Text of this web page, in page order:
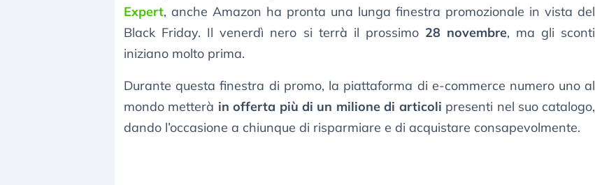
Expert, anche Amazon ha pronta una lunga finestra promozionale in vista del
Black Friday. Il venerdì nero si terrà il prossimo 28 novembre, ma gli sconti
iniziano molto prima.
Durante questa finestra di promo, la piattaforma di e-commerce numero uno al
mondo metterà in offerta più di un milione di articoli presenti nel suo catalogo,
dando l’occasione a chiunque di risparmiare e di acquistare consapevolmente.